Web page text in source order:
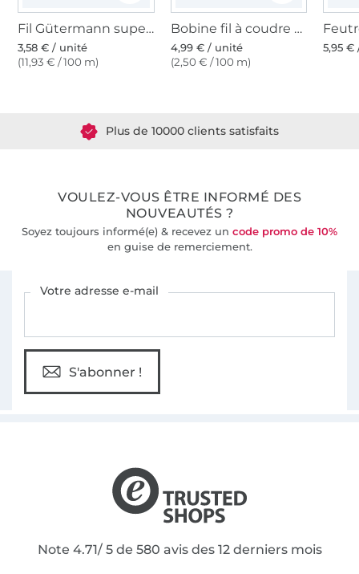
Fil Gütermann super résistant 30m polyester, (800) blanc
3,58 € / unité
(11,93 € / 100 m)
Bobine fil à coudre Gütermann 200m polyester, (800) blanc
4,99 € / unité
(2,50 € / 100 m)
5,95
Plus de 10000 clients satisfaits
VOULEZ-VOUS ÊTRE INFORMÉ DES
NOUVEAUTÉS ?
Soyez toujours informé(e) & recevez un code promo de 10%
en guise de remerciement.
Votre adresse e-mail
S'abonner !
Note 4.71/ 5 de 580 avis des 12 derniers mois